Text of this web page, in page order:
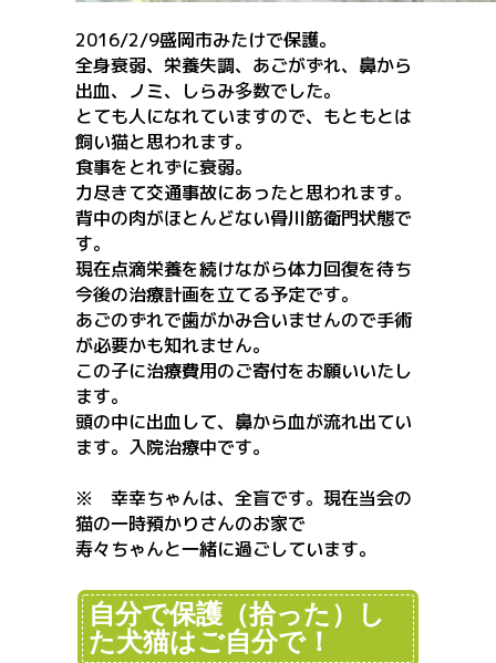
2016/2/9盛岡市みたけで保護。
全身衰弱、栄養失調、あごがずれ、鼻から
出血、ノミ、しらみ多数でした。
とても人になれていますので、もともとは
飼い猫と思われます。
食事をとれずに衰弱。
力尽きて交通事故にあったと思われます。
背中の肉がほとんどない骨川筋衛門状態で
す。
現在点滴栄養を続けながら体力回復を待ち
今後の治療計画を立てる予定です。
あごのずれで歯がかみ合いませんので手術
が必要かも知れません。
この子に治療費用のご寄付をお願いいたし
ます。
頭の中に出血して、鼻から血が流れ出てい
ます。入院治療中です。
※ 幸幸ちゃんは、全盲です。現在当会の
猫の一時預かりさんのお家で
寿々ちゃんと一緒に過ごしています。
自分で保護（拾った）し
た犬猫はご自分で！